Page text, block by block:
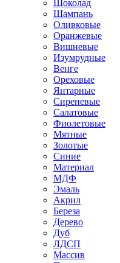
Шоколад
Шампань
Оливковые
Оранжевые
Вишневые
Изумрудные
Венге
Ореховые
Янтарные
Сиреневые
Салатовые
Фиолетовые
Мятные
Золотые
Синие
Материал
МДФ
Эмаль
Акрил
Береза
Дерево
Дуб
ЛДСП
Массив